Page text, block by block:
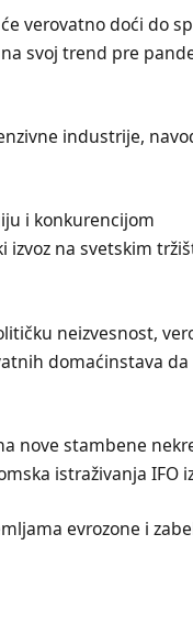
verovatno doći do
svoj trend pre
industrije,
i konkurencijom
na svetskim
neizvesnost,
domaćinstava
nove stambene
istraživanja IFO
evrozone i